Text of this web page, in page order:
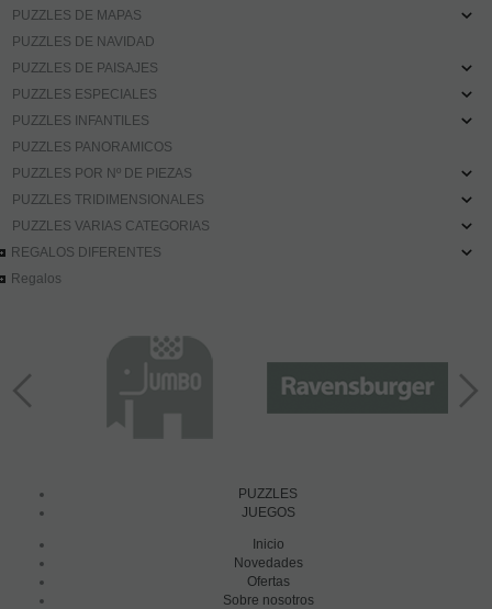
PUZZLES DE MAPAS
PUZZLES DE NAVIDAD
PUZZLES DE PAISAJES
PUZZLES ESPECIALES
PUZZLES INFANTILES
PUZZLES PANORAMICOS
PUZZLES POR Nº DE PIEZAS
PUZZLES TRIDIMENSIONALES
PUZZLES VARIAS CATEGORIAS
REGALOS DIFERENTES
Regalos
PUZZLES
JUEGOS
Inicio
Novedades
Ofertas
Sobre nosotros